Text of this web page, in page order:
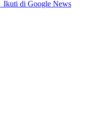
Ikuti di Google News